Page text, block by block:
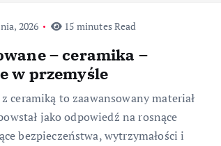
2026 15 minutes Read
– ceramika –
w przemyśle
ceramiką to zaawansowany materiał
jako odpowiedź na rosnące
bezpieczeństwa, wytrzymałości i